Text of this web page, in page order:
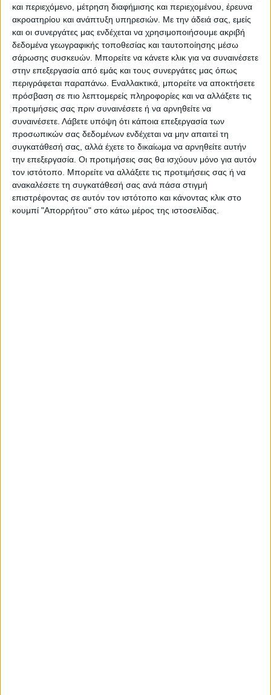
και περιεχόμενο, μέτρηση διαφήμισης και περιεχομένου, έρευνα
ακροατηρίου και ανάπτυξη υπηρεσιών. Με την άδειά σας, εμείς
και οι συνεργάτες μας ενδέχεται να χρησιμοποιήσουμε ακριβή
δεδομένα γεωγραφικής τοποθεσίας και ταυτοποίησης μέσω
σάρωσης συσκευών. Μπορείτε να κάνετε κλικ για να συναινέσετε
στην επεξεργασία από εμάς και τους συνεργάτες μας όπως
περιγράφεται παραπάνω. Εναλλακτικά, μπορείτε να αποκτήσετε
πρόσβαση σε πιο λεπτομερείς πληροφορίες και να αλλάξετε τις
προτιμήσεις σας πριν συναινέσετε ή να αρνηθείτε να
συναινέσετε. Λάβετε υπόψη ότι κάποια επεξεργασία των
προσωπικών σας δεδομένων ενδέχεται να μην απαιτεί τη
συγκατάθεσή σας, αλλά έχετε το δικαίωμα να αρνηθείτε αυτήν
την επεξεργασία. Οι προτιμήσεις σας θα ισχύουν μόνο για αυτόν
τον ιστότοπο. Μπορείτε να αλλάξετε τις προτιμήσεις σας ή να
ανακαλέσετε τη συγκατάθεσή σας ανά πάσα στιγμή
επιστρέφοντας σε αυτόν τον ιστότοπο και κάνοντας κλικ στο
κουμπί "Απορρήτου" στο κάτω μέρος της ιστοσελίδας.
https://neosagon.gr
Η Αρχαιότερη Καθημερινή Πρωινή Εφημερίδα της Καρδίτσας
ΠΑΡΟΜΟΙΑ ΑΡΘΡΑ